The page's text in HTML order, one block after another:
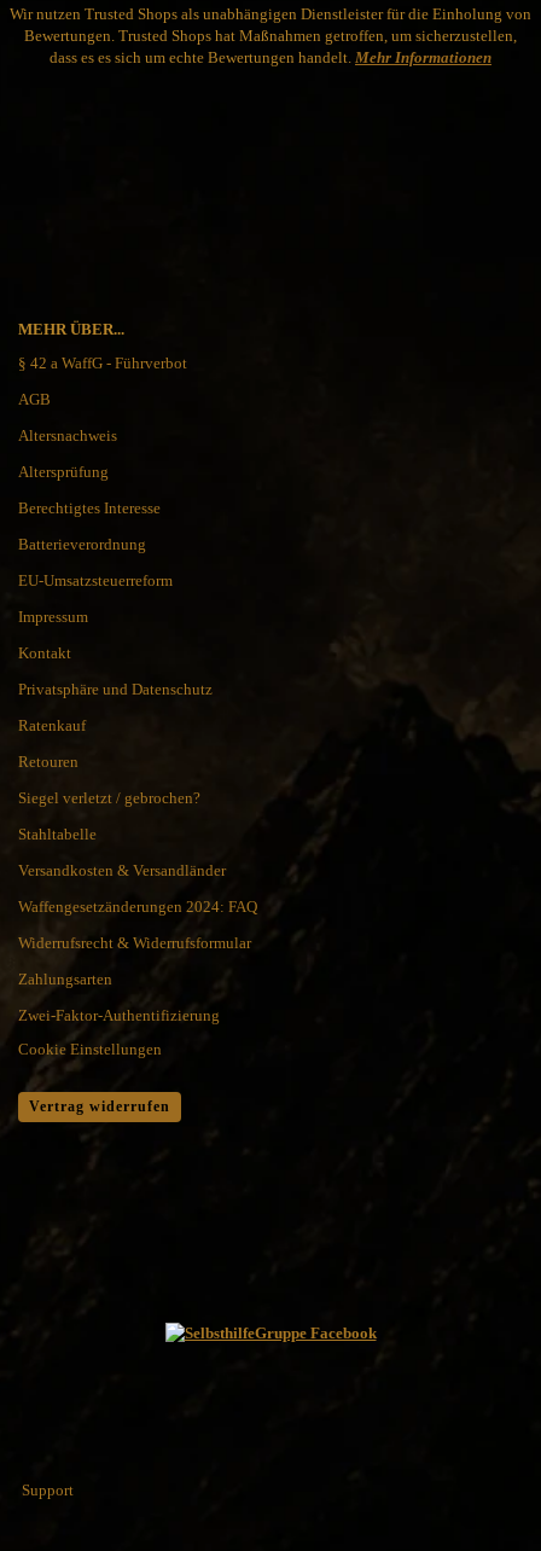
Wir nutzen Trusted Shops als unabhängigen Dienstleister für die Einholung von
Bewertungen. Trusted Shops hat Maßnahmen getroffen, um sicherzustellen,
dass es es sich um echte Bewertungen handelt. Mehr Informationen
MEHR ÜBER...
§ 42 a WaffG - Führverbot
AGB
Altersnachweis
Altersprüfung
Berechtigtes Interesse
Batterieverordnung
EU-Umsatzsteuerreform
Impressum
Kontakt
Privatsphäre und Datenschutz
Ratenkauf
Retouren
Siegel verletzt / gebrochen?
Stahltabelle
Versandkosten & Versandländer
Waffengesetzänderungen 2024: FAQ
Widerrufsrecht & Widerrufsformular
Zahlungsarten
Zwei-Faktor-Authentifizierung
Cookie Einstellungen
Vertrag widerrufen
Support